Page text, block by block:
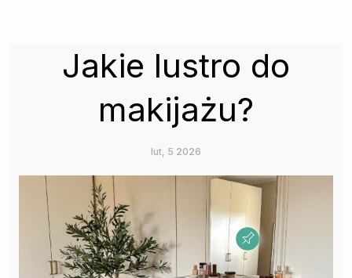
Jakie lustro do
makijażu?
lut, 5 2026